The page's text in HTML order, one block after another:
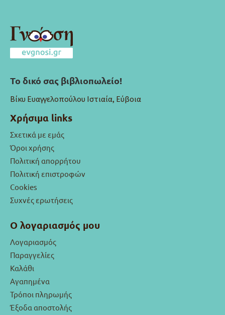
Το δικό σας βιβλιοπωλείο!
Βίκυ Ευαγγελοπούλου Ιστιαία, Εύβοια
Χρήσιμα links
Σχετικά με εμάς
Όροι χρήσης
Πολιτική απορρήτου
Πολιτική επιστροφών
Cookies
Συχνές ερωτήσεις
Ο λογαριασμός μου
Λογαριασμός
Παραγγελίες
Καλάθι
Αγαπημένα
Τρόποι πληρωμής
Έξοδα αποστολής